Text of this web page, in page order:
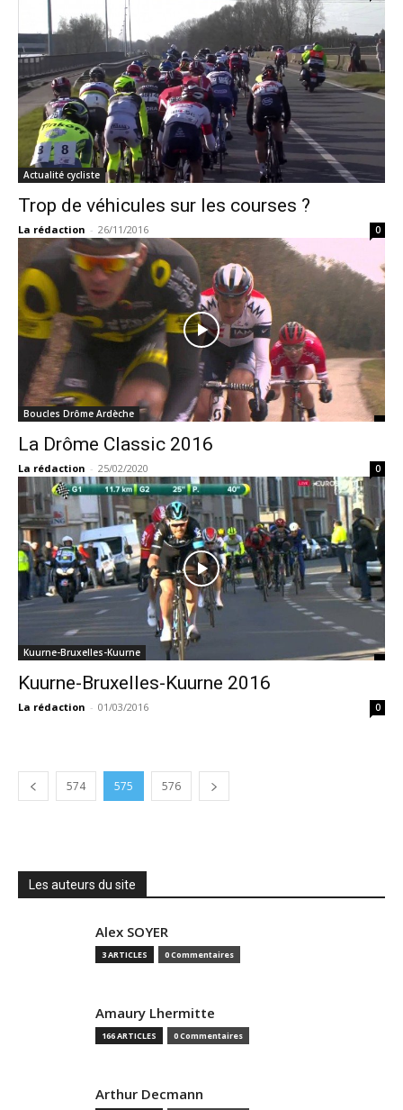
Actualité cycliste
Trop de véhicules sur les courses ?
La rédaction - 26/11/2016 0
Boucles Drôme Ardèche
La Drôme Classic 2016
La rédaction - 25/02/2020 0
Kuurne-Bruxelles-Kuurne
Kuurne-Bruxelles-Kuurne 2016
La rédaction - 01/03/2016 0
574 575 576
Les auteurs du site
Alex SOYER
3 ARTICLES 0 Commentaires
Amaury Lhermitte
166 ARTICLES 0 Commentaires
Arthur Decmann